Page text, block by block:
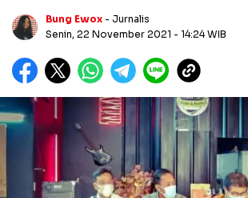
Bung Ewox - Jurnalis
Senin, 22 November 2021 - 14:24 WIB